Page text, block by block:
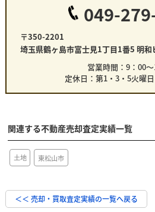
049-
〒350-2201
埼玉県鶴ヶ島市富士見1丁目1番5 明和
営業時間：9：00
定休日：第1・3・5火曜
関連する不動産売却査定実績一覧
土地 東松山市
＜＜ 売却・買取査定実績の一覧へ戻る